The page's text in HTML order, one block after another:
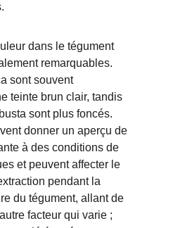
dans le tégument
remarquables.
sont souvent
teinte brun clair, tandis
sont plus foncés.
donner un aperçu de
à des conditions de
et peuvent affecter le
pendant la
du tégument, allant de
facteur qui varie ;